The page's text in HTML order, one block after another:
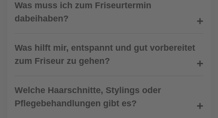
Was muss ich zum Friseurtermin
dabeihaben?
Was hilft mir, entspannt und gut vorbereitet
zum Friseur zu gehen?
Welche Haarschnitte, Stylings oder
Pflegebehandlungen gibt es?